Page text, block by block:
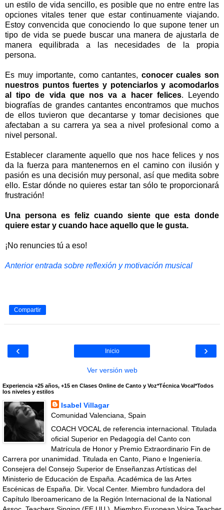
un estilo de vida sencillo, es posible que no entre entre las
opciones vitales tener que estar continuamente viajando.
Estoy convencida que conociendo lo que supone tener un
tipo de vida se puede buscar una manera de ajustarla de
manera equilibrada a las necesidades de la propia
persona.
Es muy importante, como cantantes, conocer cuales son
nuestros puntos fuertes y potenciarlos y acomodarlos
al tipo de vida que nos va a hacer felices. Leyendo
biografías de grandes cantantes encontramos que muchos
de ellos tuvieron que decantarse y tomar decisiones que
afectaban a su carrera ya sea a nivel profesional como a
nivel personal.
Establecer claramente aquello que nos hace felices y nos
da la fuerza para mantenernos en el camino con ilusión y
pasión es una decisión muy personal, así que medita sobre
ello. Estar dónde no quieres estar tan sólo te proporcionará
frustración!
Una persona es feliz cuando siente que esta donde
quiere estar y cuando hace aquello que le gusta.
¡No renuncies tú a eso!
Anterior entrada sobre reflexión y motivación musical
Compartir
‹ ›
Inicio
Ver versión web
Experiencia +25 años, +15 en Clases Online de Canto y Voz*Técnica Vocal*Todos
los niveles y estilos
Isabel Villagar
Comunidad Valenciana, Spain
COACH VOCAL de referencia internacional. Titulada
oficial Superior en Pedagogía del Canto con
Matrícula de Honor y Premio Extraordinario Fin de
Carrera por unanimidad. Titulada en Canto, Piano e Ingeniería.
Consejera del Consejo Superior de Enseñanzas Artísticas del
Ministerio de Educación de España. Académica de las Artes
Escénicas de España. Dir. Vocal Center. Miembro fundadora del
Capítulo Iberoamericano de la Región Internacional de la National